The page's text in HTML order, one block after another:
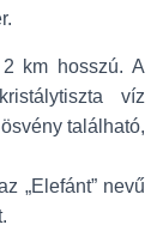
km hosszú. A
víz
található,
„Elefánt” nevű